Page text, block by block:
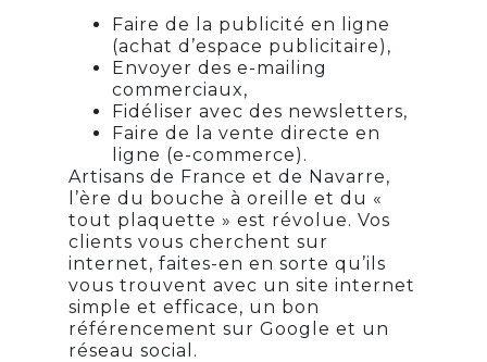
Faire de la publicité en ligne
(achat d’espace publicitaire),
Envoyer des e-mailing
commerciaux,
Fidéliser avec des newsletters,
Faire de la vente directe en
ligne (e-commerce).
Artisans de France et de Navarre,
l’ère du bouche à oreille et du «
tout plaquette » est révolue. Vos
clients vous cherchent sur
internet, faites-en en sorte qu’ils
vous trouvent avec un site internet
simple et efficace, un bon
référencement sur Google et un
réseau social.